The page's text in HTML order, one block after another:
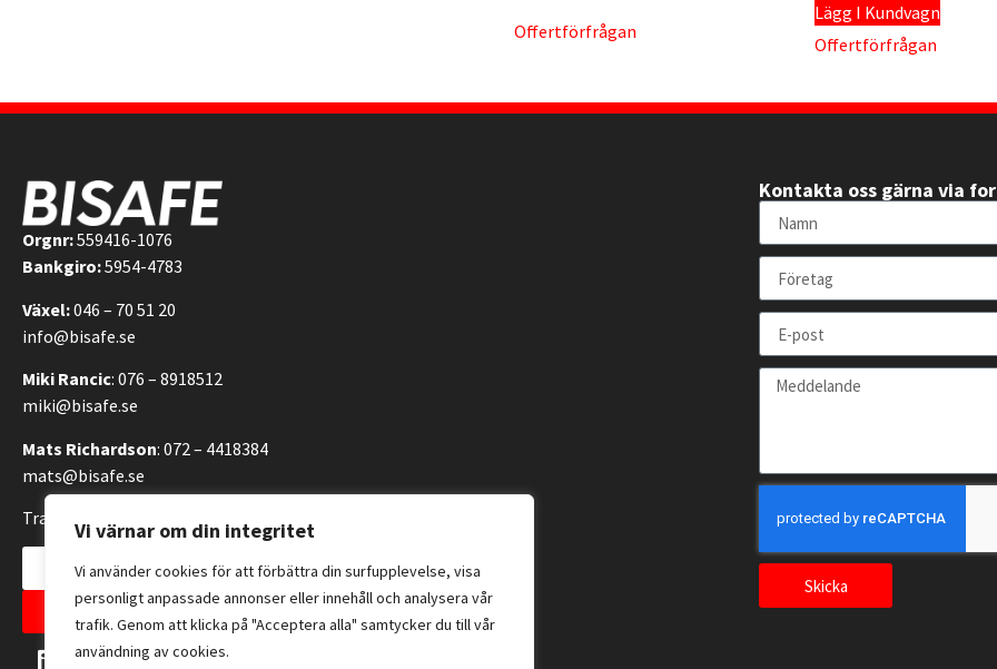
Vi värnar om din integritet
Vi använder cookies för att förbättra din surfupplevelse, visa
personligt anpassade annonser eller innehåll och analysera vår
trafik. Genom att klicka på "Acceptera alla" samtycker du till vår
användning av cookies.
Offertförfrågan
Lägg I Kundvagn
Offertförfrågan
Orgnr:559416-1076
Bankgiro:5954-4783
Växel:046 – 70 51 20
info@bisafe.se
Miki Rancic: 076 – 8918512
miki@bisafe.se
Mats Richardson: 072 – 4418384
mats@bisafe.se
Transportvägen 14, 246 42 Löddeköpinge, Sverige
Kontakta oss
Allmänna försäljningsvillkor
Kontakta oss gärna via
Skicka